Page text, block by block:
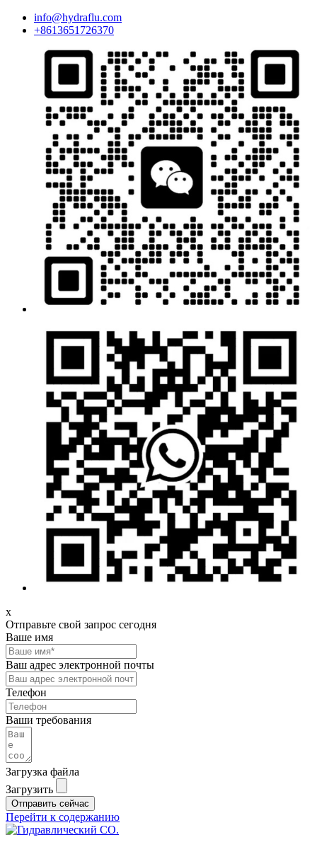
info@hydraflu.com
+8613651726370
х
Отправьте свой запрос сегодня
Ваше имя
Ваш адрес электронной почты
Телефон
Ваши требования
Загрузка файла
Загрузить
Отправить сейчас
Перейти к содержанию